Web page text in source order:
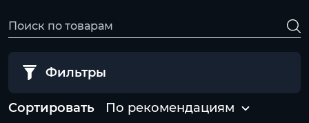
Фильтры
Сортировать По рекомендациям